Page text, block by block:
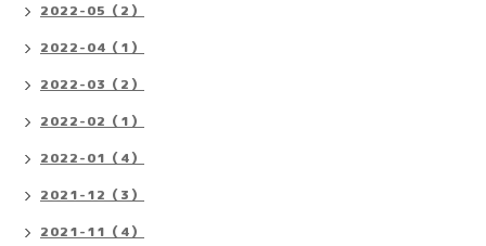
2022-05（2）
2022-04（1）
2022-03（2）
2022-02（1）
2022-01（4）
2021-12（3）
2021-11（4）